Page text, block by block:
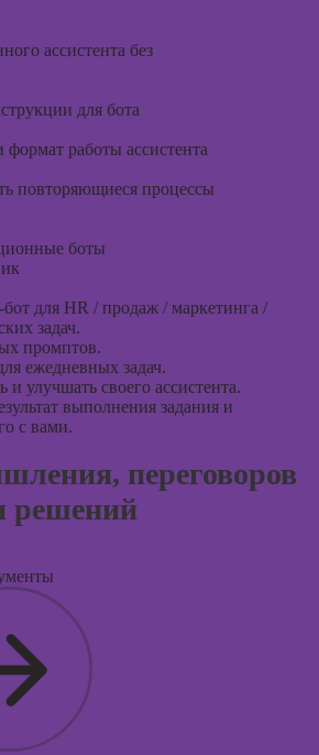
ассистента без
для бота
формат работы ассистента
повторяющиеся процессы
боты
для HR / продаж / маркетинга /
задач.
промптов.
ежедневных задач.
улучшать своего ассистента.
выполнения задания и
с вами.
переговоров
решений